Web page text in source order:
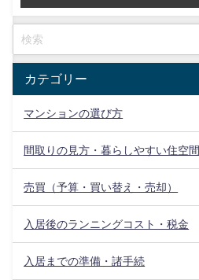
カテゴリー
マンションの選び方
間取りの見方・暮らしやすい住空間
売買（予算・買い替え・売却）
入居後のランニングコスト・税金
入居までの準備・諸手続